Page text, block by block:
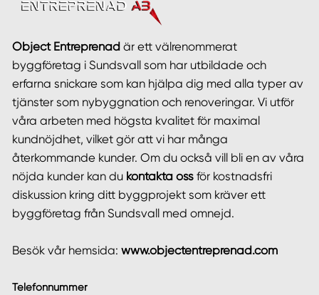
Object Entreprenad är ett välrenommerat
byggföretag i Sundsvall som har utbildade och
erfarna snickare som kan hjälpa dig med alla typer av
tjänster som nybyggnation och renoveringar. Vi utför
våra arbeten med högsta kvalitet för maximal
kundnöjdhet, vilket gör att vi har många
återkommande kunder. Om du också vill bli en av våra
nöjda kunder kan du kontakta ossför kostnadsfri
diskussion kring ditt byggprojekt som kräver ett
byggföretag från Sundsvall med omnejd.
Besök vår hemsida: www.objectentreprenad.com
Telefonnummer